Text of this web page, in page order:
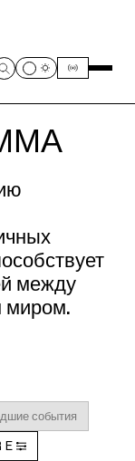
между
миром.
события